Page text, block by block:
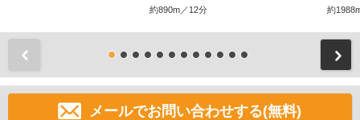
約890m／12分 約
メールでお問い合わせする(無料)